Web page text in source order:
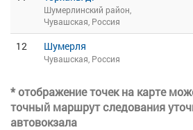
Шумерлинский район,
Чувашская, Россия
12 Шумерля
Чувашская, Россия
* отображение точек на карте
точный маршрут следования
автовокзала